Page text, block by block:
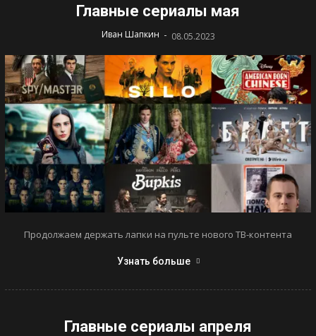
Главные сериалы мая
Иван Шапкин - 08.05.2023
Продолжаем держать лапки на пульте нового ТВ-контента
Узнать больше
Главные сериалы апреля